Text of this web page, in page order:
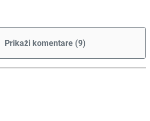
Prikaži komentare (9)